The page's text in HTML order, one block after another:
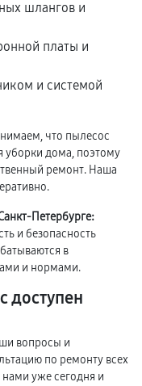
шлангов и
платы и
и системой
что пылесос
уборки дома, поэтому
ремонт. Наша
Петербурге:
и безопасность
в
и нормами.
доступен
вопросы и
по ремонту всех
уже сегодня и